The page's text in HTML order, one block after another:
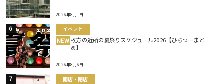
2026年8月1日
イベント
NEW 枚方の近所の夏祭りスケジュール2026【ひらつーまと
め】
2026年8月6日
開店・閉店